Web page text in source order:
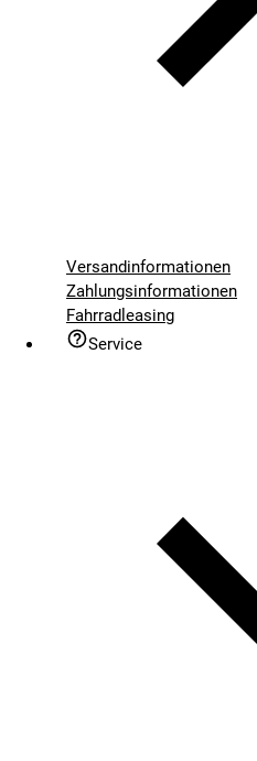
Versandinformationen
Zahlungsinformationen
Fahrradleasing
Service